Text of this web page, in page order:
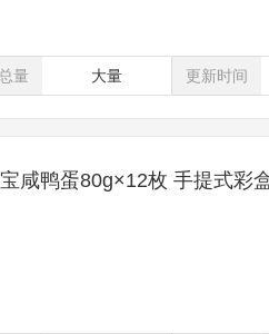
量 大量 更新时间
咸鸭蛋80g×12枚 手提式彩